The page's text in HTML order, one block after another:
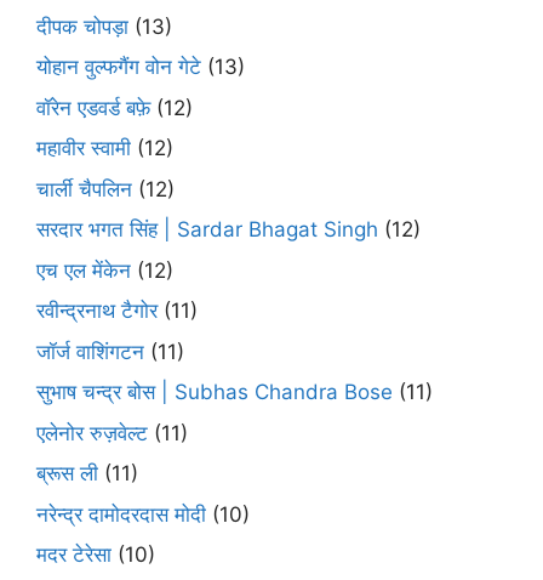
दीपक चोपड़ा (13)
योहान वुल्फगैंग वोन गेटे (13)
वॉरेन एडवर्ड बफ़े(12)
महावीर स्वामी (12)
चार्ली चैपलिन (12)
सरदार भगत सिंह | Sardar Bhagat Singh (12)
एच एल मेंकेन (12)
रवीन्द्रनाथ टैगोर(11)
जॉर्ज वाशिंगटन (11)
सुभाष चन्द्र बोस | Subhas Chandra Bose (11)
एलेनोर रुज़वेल्ट (11)
ब्रूस ली (11)
नरेन्द्र दामोदरदास मोदी (10)
मदर टेरेसा (10)